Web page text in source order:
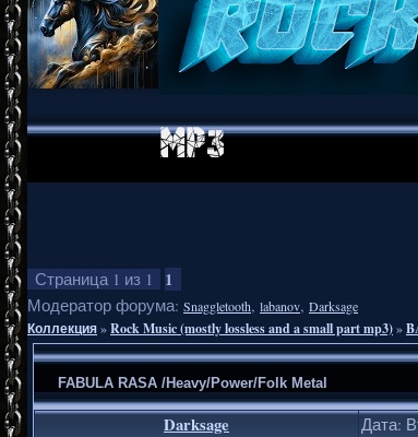
Страница 1 из 1 1
Модератор форума: Snaggletooth, labanov, Darksage
Коллекция»Rock Music (mostly lossless and a small part mp3)»
FABULA RASA /Heavy/Power/Folk Metal
Darksage Дата: